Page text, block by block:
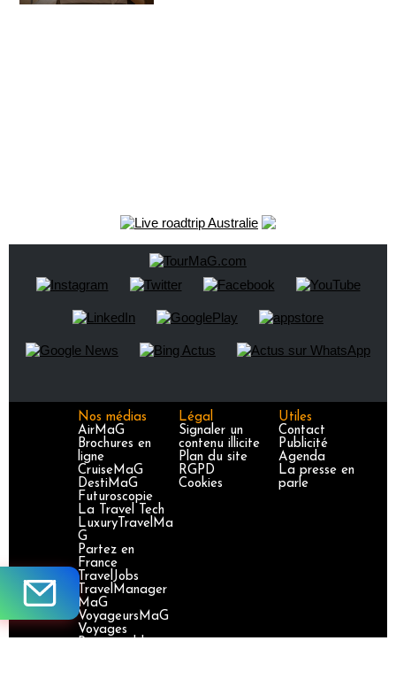
Nos médias
AirMaG
Brochures en
ligne
CruiseMaG
DestiMaG
Futuroscopie
La Travel Tech
LuxuryTravelMa
G
Partez en
France
TravelJobs
TravelManager
MaG
VoyageursMaG
Voyages
Légal
Signaler un
contenu illicite
Plan du site
RGPD
Cookies
Utiles
Contact
Publicité
Agenda
La presse en
parle